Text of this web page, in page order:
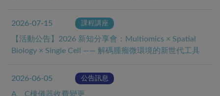
2026-07-15 課程講座
【活動公告】2026 新知分享會：Multiomics × Spatial
Biology × Single Cell —— 解碼腫瘤微環境的新世代工具
2026-06-05 公告訊息
A、C棟儀器收費變更